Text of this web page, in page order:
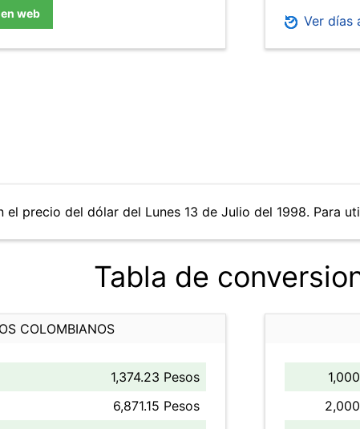
web Ver días
el precio del dólar del Lunes 13 de Julio del 1998. Para
Tabla de
COLOMBIANOS
1,374.23 Pesos
6,871.15 Pesos